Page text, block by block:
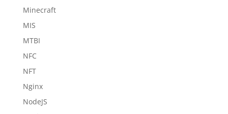
Minecraft
MIS
MTBI
NFC
NFT
Nginx
NodeJS